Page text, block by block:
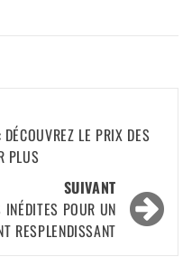
LE PRIX DES
PLUS
SUIVANT
INÉDITES POUR UN
RESPLENDISSANT